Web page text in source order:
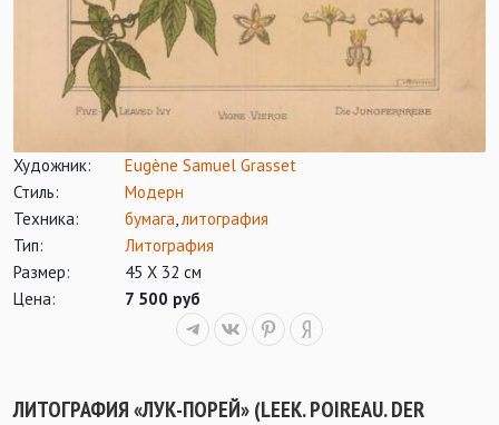
Художник:
Eugène Samuel Grasset
Стиль:
Модерн
Техника:
бумага литография
Тип:
Литография
Размер:
45 Х 32 см
Цена:
7 500 руб
ЛИТОГРАФИЯ «ЛУК-ПОРЕЙ» (LEEK. POIREAU. DER